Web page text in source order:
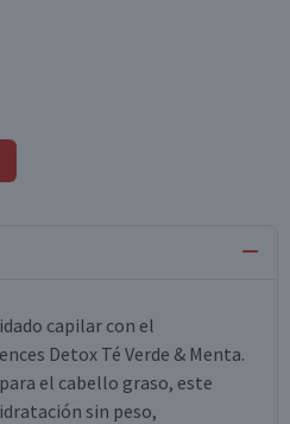
capilar con el
Detox Té Verde & Menta.
el cabello graso, este
sin peso,